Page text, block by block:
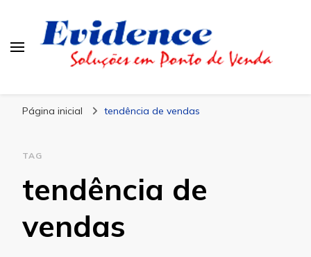
Página inicial tendência de vendas
TAG
tendência de
vendas